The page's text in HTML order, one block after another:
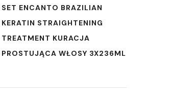
SET ENCANTO BRAZILIAN
KERATIN STRAIGHTENING
TREATMENT KURACJA
PROSTUJĄCA WŁOSY 3X236ML